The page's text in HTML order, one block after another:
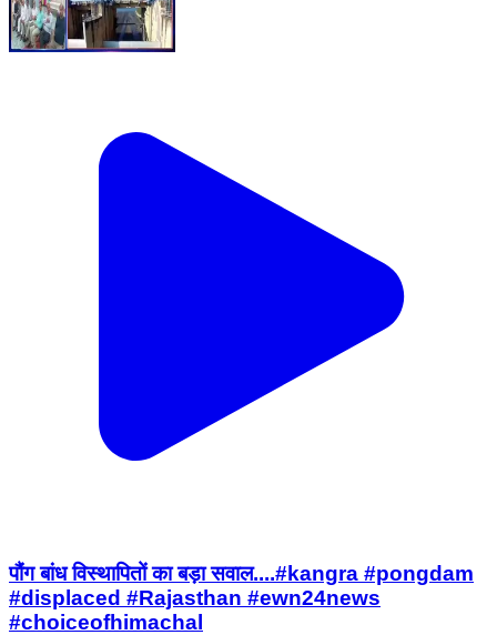
पौंग बांध विस्थापितों का बड़ा सवाल....#kangra #pongdam
#displaced #Rajasthan #ewn24news
#choiceofhimachal